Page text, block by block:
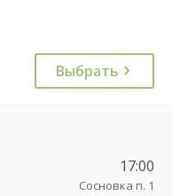
Выбрать
17:00
Сосновка п. 1